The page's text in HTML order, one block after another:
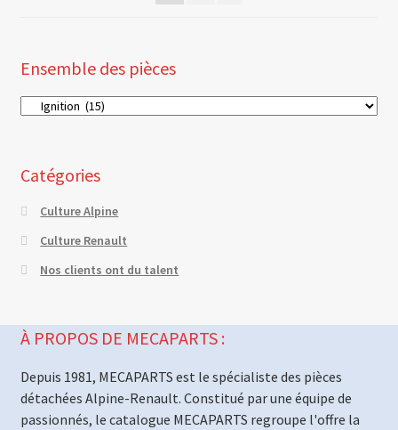
Ensemble des pièces
Catégories
Culture Alpine
Culture Renault
Nos clients ont du talent
À PROPOS DE MECAPARTS :
Depuis 1981, MECAPARTS est le spécialiste des pièces
détachées Alpine-Renault. Constitué par une équipe de
passionnés, le catalogue MECAPARTS regroupe l'offre la